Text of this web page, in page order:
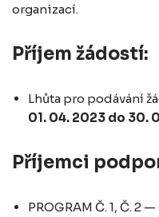
organizací.
Příjem žádostí:
Lhůta pro podávání
01. 04. 2023 do 30.
Příjemci
PROGRAM Č. 1, Č.